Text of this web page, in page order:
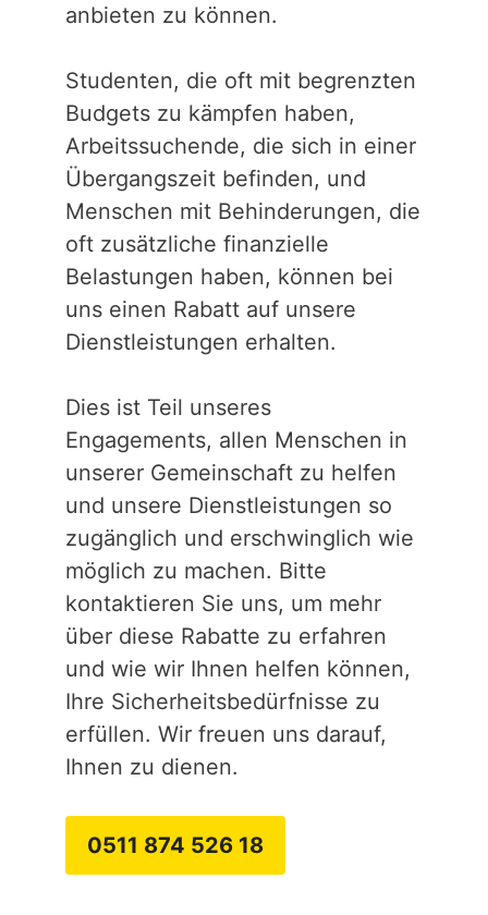
anbieten zu können.
Studenten, die oft mit begrenzten
Budgets zu kämpfen haben,
Arbeitssuchende, die sich in einer
Übergangszeit befinden, und
Menschen mit Behinderungen, die
oft zusätzliche finanzielle
Belastungen haben, können bei
uns einen Rabatt auf unsere
Dienstleistungen erhalten.
Dies ist Teil unseres
Engagements, allen Menschen in
unserer Gemeinschaft zu helfen
und unsere Dienstleistungen so
zugänglich und erschwinglich wie
möglich zu machen. Bitte
kontaktieren Sie uns, um mehr
über diese Rabatte zu erfahren
und wie wir Ihnen helfen können,
Ihre Sicherheitsbedürfnisse zu
erfüllen. Wir freuen uns darauf,
Ihnen zu dienen.
0511 874 526 18